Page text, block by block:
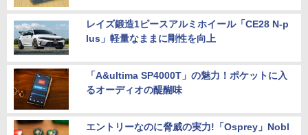
レイズ鍛造1ピースアルミホイール「CE28 N-p
lus」軽量なままに剛性を向上
「A&ultima SP4000T」の魅力！ポケットに入
るオーディオの醍醐味
エントリーなのに脅威の実力!「Osprey」Nobl